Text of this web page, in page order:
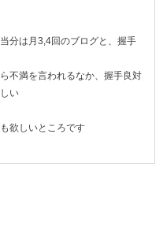
分は月3,4回のブログと、握手
不満を言われるなか、握手良対
い
欲しいところです